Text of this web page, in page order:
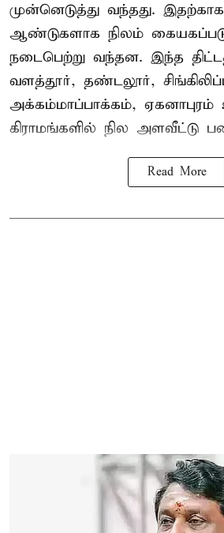
முன்னெடுத்து வந்தது.
ஆண்டுகளாக நிலம்
நடைபெற்று வந்தன. இந்த
வளத்தூர், தண்டலூர்,
அக்கம்மாப்பாக்கம், ஏகனாபுரம்
கிராமங்களில் நில அளவீட்டு
Read More